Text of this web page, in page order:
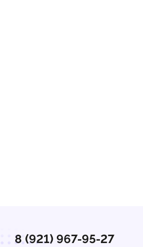
8 (921) 967-95-27